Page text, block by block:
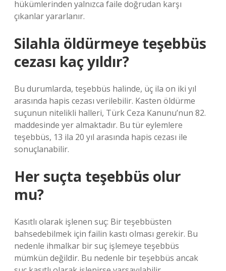
hükümlerinden yalnızca faile doğrudan karşı
çıkanlar yararlanır.
Silahla öldürmeye teşebbüs
cezası kaç yıldır?
Bu durumlarda, teşebbüs halinde, üç ila on iki yıl
arasında hapis cezası verilebilir. Kasten öldürme
suçunun nitelikli halleri, Türk Ceza Kanunu’nun 82.
maddesinde yer almaktadır. Bu tür eylemlere
teşebbüs, 13 ila 20 yıl arasında hapis cezası ile
sonuçlanabilir.
Her suçta teşebbüs olur
mu?
Kasıtlı olarak işlenen suç: Bir teşebbüsten
bahsedebilmek için failin kastı olması gerekir. Bu
nedenle ihmalkar bir suç işlemeye teşebbüs
mümkün değildir. Bu nedenle bir teşebbüs ancak